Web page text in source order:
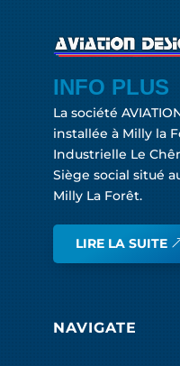
INFO PLUS
La société
installée à Milly la
Industrielle Le
Siège social situé
Milly La Forêt.
LIRE LA SUITE
NAVIGATE